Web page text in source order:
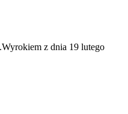
z dnia 19 lutego